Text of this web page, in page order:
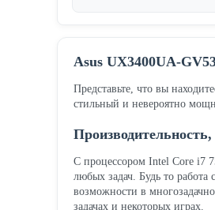
Asus UX3400UA-
Представьте, что вы
стильный и невероятно
С процессором Intel Core i7
любых задач. Будь то
возможности в
задачах и некоторых играх.